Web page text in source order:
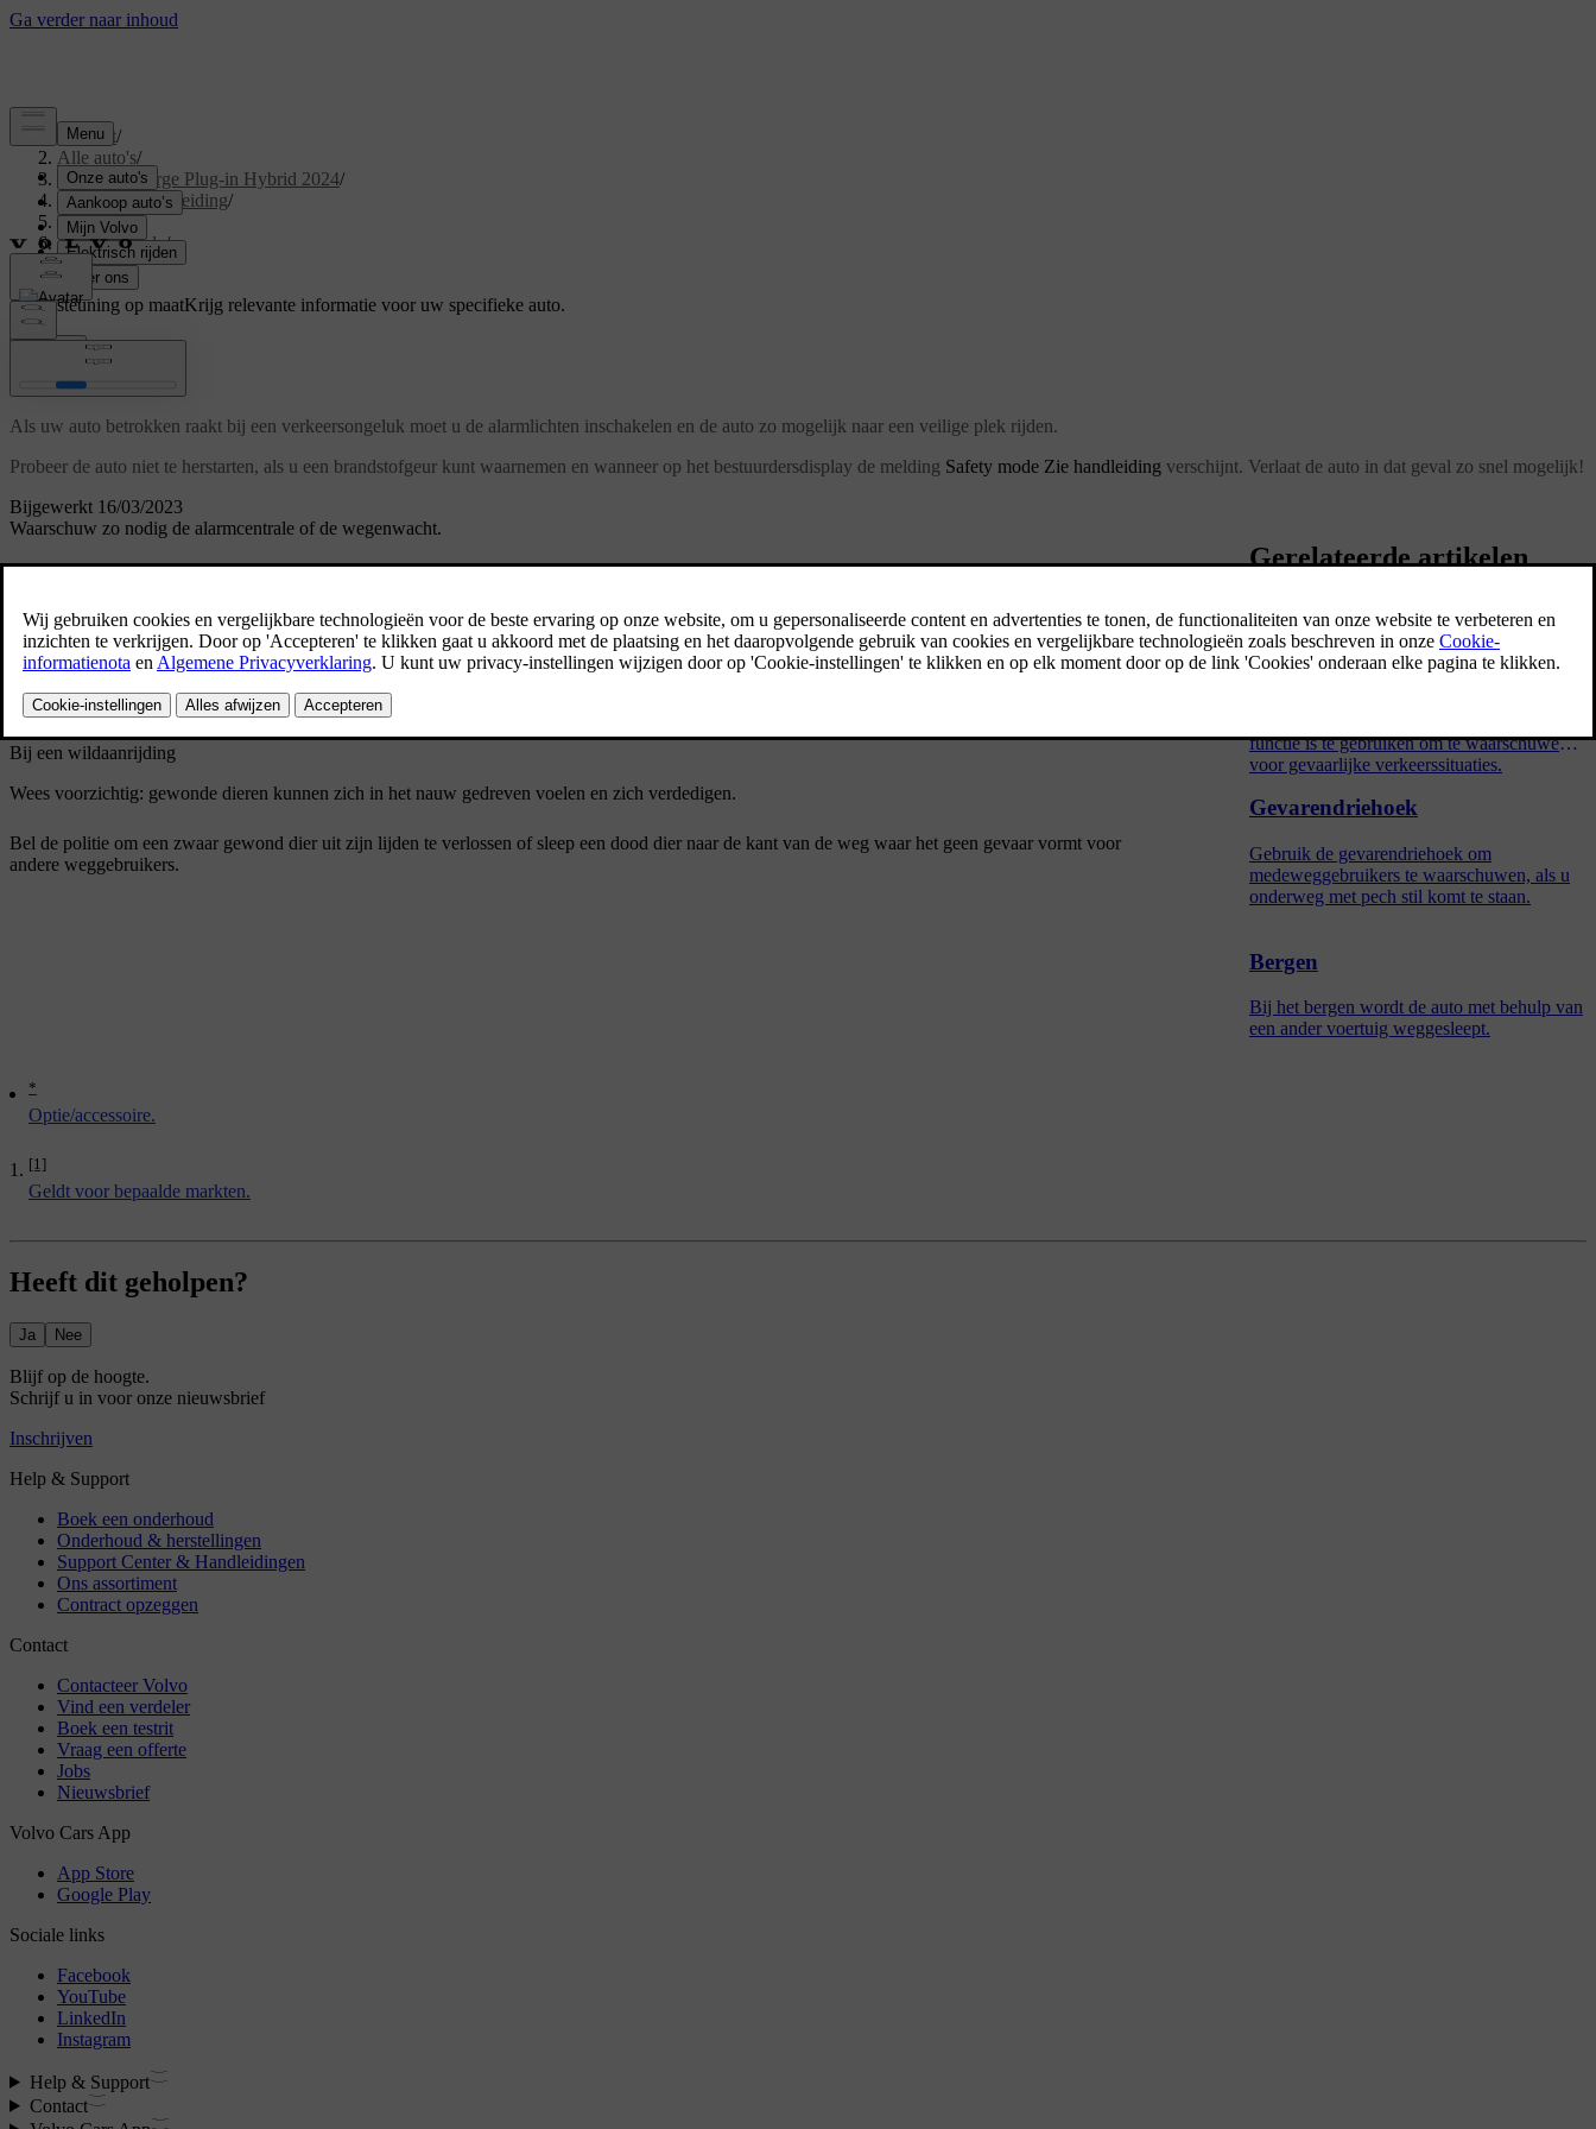
Support/
Alle auto's/
XC40 Recharge Plug-in Hybrid 2024/
Gebruikershandleiding/
Veiligheid/
Safety mode/
Ongeluk
Ondersteuning op maatKrijg relevante informatie voor uw specifieke auto.
Bijgewerkt 16/03/2023
Ongeluk
Als uw auto betrokken raakt bij een verkeersongeluk moet u de alarmlichten inschakelen en de auto zo mogelijk naar een veilige plek rijden.
Probeer de auto niet te herstarten, als u een brandstofgeur kunt waarnemen en wanneer op het bestuurdersdisplay de melding Safety mode Zie handleiding verschijnt. Verlaat de auto in dat geval zo snel mogelijk!
Waarschuw zo nodig de alarmcentrale of de wegenwacht.
ongevalsmelding en acute hulpverlening in noodsituaties [1].
Draag een veiligheidsvest en zet een gevarendriehoek op om medeweggebruikers te waarschuwen.
Bij een wildaanrijding
Wees voorzichtig: gewonde dieren kunnen zich in het nauw gedreven voelen en zich verdedigen.
Bel de politie om een zwaar gewond dier uit zijn lijden te verlossen of sleep een dood dier naar de kant van de weg waar het geen gevaar vormt voor
andere weggebruikers.
*
Optie/accessoire.
[1]
Geldt voor bepaalde markten.
Gerelateerde artikelen
Alarmlichten
De alarmlichten waarschuwen
functie is te gebruiken om te waarschuwen
voor gevaarlijke verkeerssituaties.
Gevarendriehoek
Gebruik de gevarendriehoek om
medeweggebruikers te waarschuwen, als u
onderweg met pech stil komt te staan.
Bergen
Bij het bergen wordt de auto met behulp van
een ander voertuig weggesleept.
Heeft dit geholpen?
Ja Nee